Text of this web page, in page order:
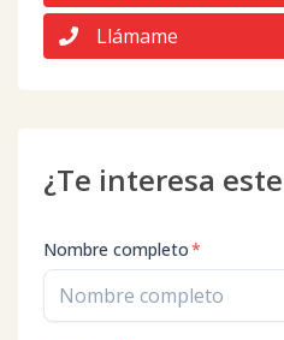
Llámame
¿Te interesa
Nombre completo*